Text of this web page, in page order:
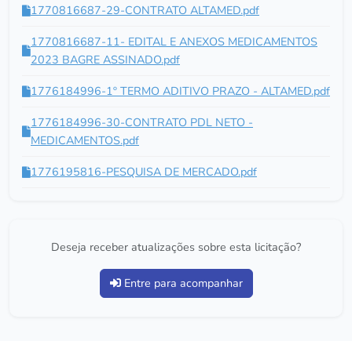
1770816687-29-CONTRATO ALTAMED.pdf
1770816687-11- EDITAL E ANEXOS MEDICAMENTOS
2023 BAGRE ASSINADO.pdf
1776184996-1º TERMO ADITIVO PRAZO - ALTAMED.pdf
1776184996-30-CONTRATO PDL NETO -
MEDICAMENTOS.pdf
1776195816-PESQUISA DE MERCADO.pdf
Deseja receber atualizações sobre esta licitação?
Entre para acompanhar